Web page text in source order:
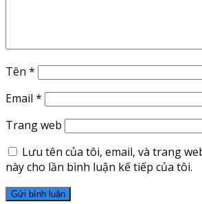
Tên *
Email *
Trang web
Lưu tên của tôi, email, và trang
này cho lần bình luận kế tiếp của tôi.